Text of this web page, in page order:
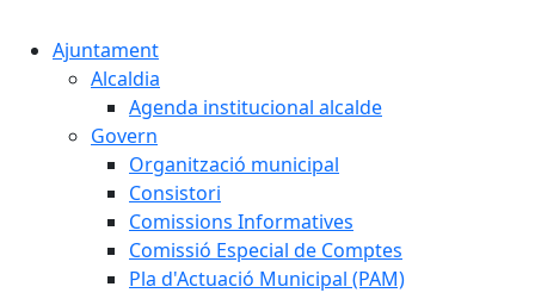
Ajuntament
Alcaldia
Agenda institucional alcalde
Govern
Organització municipal
Consistori
Comissions Informatives
Comissió Especial de Comptes
Pla d'Actuació Municipal (PAM)